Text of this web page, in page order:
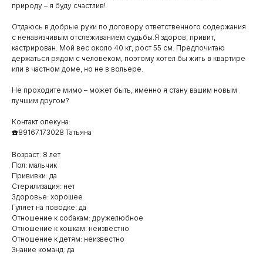
природу – я буду счастлив!
Отдаюсь в добрые руки по договору ответственного содержания
с ненавязчивым отслеживанием судьбы.Я здоров, привит,
кастрирован. Мой вес около 40 кг, рост 55 см. Предпочитаю
держаться рядом с человеком, поэтому хотел бы жить в квартире
или в частном доме, но не в вольере.
Не проходите мимо – может быть, именно я стану вашим новым
лучшим другом?
Контакт опекуна:
☎️89167173028 Татьяна
Возраст: 8 лет
Пол: мальчик
Прививки: да
Стерилизация: нет
Здоровье: хорошее
Гуляет на поводке: да
Отношение к собакам: дружелюбное
Отношение к кошкам: неизвестно
Отношение к детям: неизвестно
Знание команд: да